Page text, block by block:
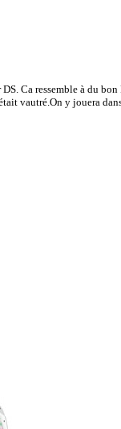
Ca ressemble à du bon
vautré.On y jouera